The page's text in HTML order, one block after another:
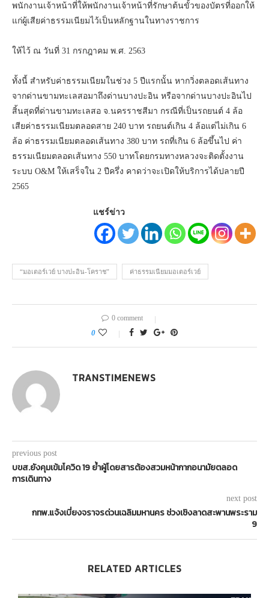
พนักงานเจ้าหน้าที่ให้พนักงานเจ้าหน้าที่รักษาต้นขั้วของบัตรที่ออกให้
แก่ผู้เสียค่าธรรมเนียมไว้เป็นหลักฐานในทางราชการ
ให้ไว้ ณ วันที่ 31 กรกฎาคม พ.ศ. 2563
ทั้งนี้ สำหรับค่าธรรมเนียมในช่วง 5 ปีแรกนั้น หากวิ่งตลอดเส้นทาง
จากด่านขามทะเลสอมาถึงด่านบางปะอิน หรือจากด่านบางปะอินไป
สิ้นสุดที่ด่านขามทะเลสอ จ.นครราชสีมา กรณีที่เป็นรถยนต์ 4 ล้อ
เสียค่าธรรมเนียมตลอดสาย 240 บาท รถยนต์เกิน 4 ล้อแต่ไม่เกิน 6
ล้อ ค่าธรรมเนียมตลอดเส้นทาง 380 บาท รถที่เกิน 6 ล้อขึ้นไป ค่า
ธรรมเนียมตลอดเส้นทาง 550 บาทโดยกรมทางหลวงจะติดตั้งงาน
ระบบ O&M ให้เสร็จใน 2 ปีครึ่ง คาดว่าจะเปิดให้บริการได้ปลายปี
2565
แชร์ข่าว
“มอเตอร์เวย์ บางปะอิน-โคราช” ค่าธรรมเนียมมอเตอร์เวย์
0 comment
0
TRANSTIMENEWS
previous post
บขส.ยังคุมเข้มโควิด 19 ย้ำผู้โดยสารต้องสวมหน้ากากอนามัยตลอด
การเดินทาง
next post
กทพ.แจ้งเบี่ยงจราจรด่วนเฉลิมมหานคร ช่วงเชิงลาดสะพานพระราม
9
RELATED ARTICLES